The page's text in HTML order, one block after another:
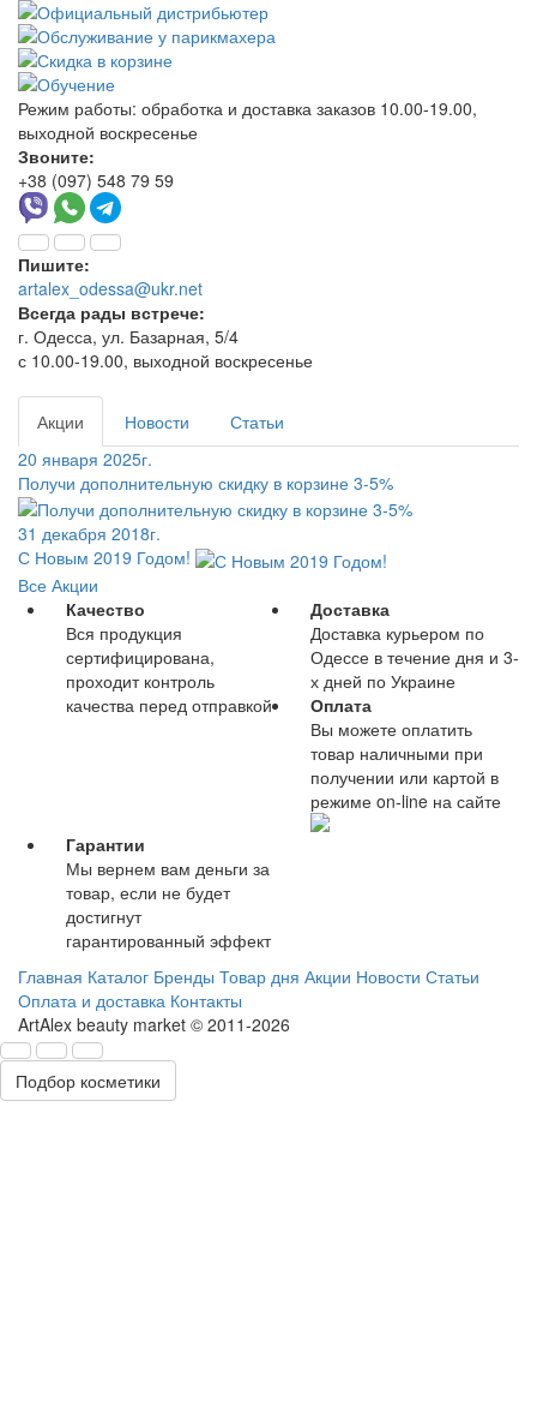
Режим работы: обработка и доставка заказов 10.00-19.00,
выходной воскресенье
Звоните:
+38 (097) 548 79 59
Пишите:
artalex_odessa@ukr.net
Всегда рады встрече:
г. Одесса, ул. Базарная, 5/4
с 10.00-19.00, выходной воскресенье
Акции Новости
Статьи
20 января 2025г.
Получи дополнительную скидку в корзине 3-5%
31 декабря 2018г.
С Новым 2019 Годом!
Все Акции
Качество
Вся продукция
сертифицирована,
проходит контроль
качества перед отправкой
Доставка
Доставка курьером по
Одессе в течение дня и 3-
х дней по Украине
Оплата
Вы можете оплатить
товар наличными при
получении или картой в
режиме on-line на сайте
Гарантии
Мы вернем вам деньги за
товар, если не будет
достигнут
гарантированный эффект
Главная Каталог Бренды Товар дня Акции Новости Статьи
Оплата и доставка Контакты
ArtAlex beauty market © 2011-2026
Подбор косметики